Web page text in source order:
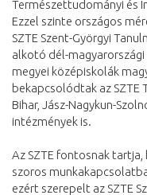
Természettudományi és
Ezzel szinte országos
SZTE Szent-Györgyi
alkotó dél-magyarországi
megyei középiskolák
bekapcsolódtak az SZTE
Bihar, Jász-Nagykun-
intézmények is.
Az SZTE fontosnak
szoros
ezért szerepelt az SZTE